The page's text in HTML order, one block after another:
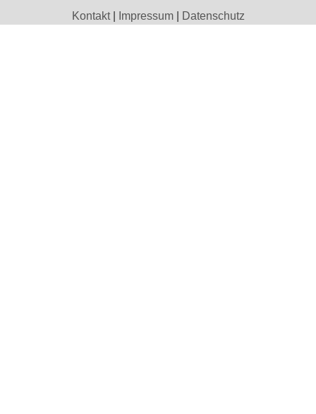
Kontakt| Impressum| Datenschutz